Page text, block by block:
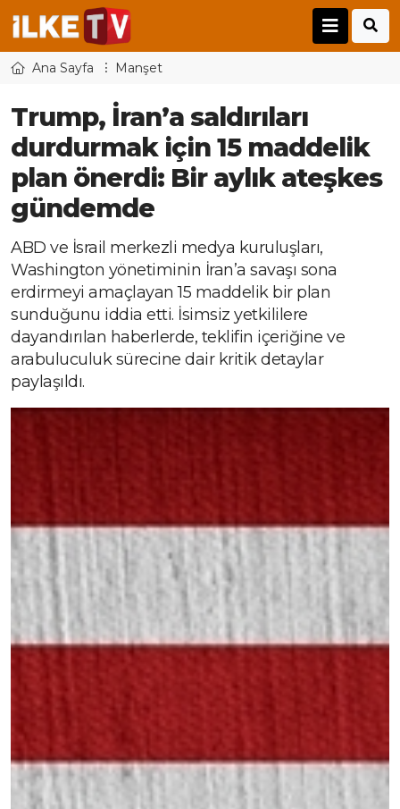
Ana Sayfa Manşet
Trump, İran’a saldırıları
durdurmak için 15 maddelik
plan önerdi: Bir aylık ateşkes
gündemde
ABD ve İsrail merkezli medya kuruluşları,
Washington yönetiminin İran’a savaşı sona
erdirmeyi amaçlayan 15 maddelik bir plan
sunduğunu iddia etti. İsimsiz yetkililere
dayandırılan haberlerde, teklifin içeriğine ve
arabuluculuk sürecine dair kritik detaylar
paylaşıldı.